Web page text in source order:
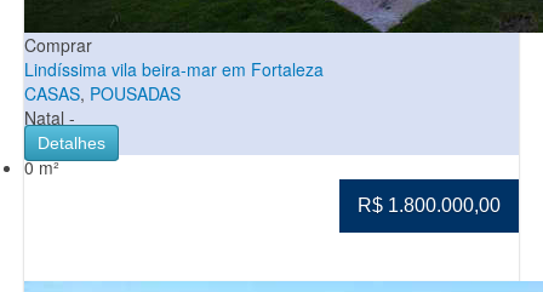
Comprar
Lindíssima vila beira-mar em Fortaleza
CASAS, POUSADAS
Natal -
Detalhes
0 m²
R$ 1.800.000,00